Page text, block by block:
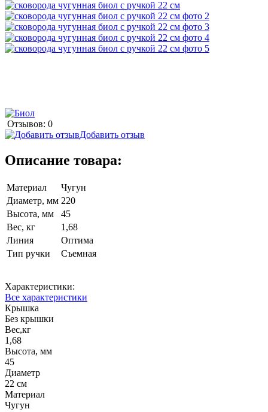
Отзывов: 0
Добавить отзыв
Описание товара:
Материал
Чугун
Диаметр, мм 220
Высота, мм
45
Вес, кг
1,68
Линия
Оптима
Тип ручки
Съемная
Характеристики:
Все характеристики
Крышка
Без крышки
Вес,кг
1,68
Высота, мм
45
Диаметр
22 см
Материал
Чугун